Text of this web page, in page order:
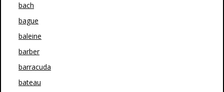
bach
bague
baleine
barber
barracuda
bateau